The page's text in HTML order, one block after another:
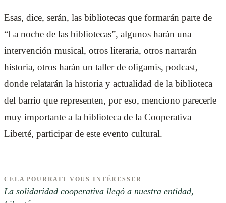
Esas, dice, serán, las bibliotecas que formarán parte de
“La noche de las bibliotecas”, algunos harán una
intervención musical, otros literaria, otros narrarán
historia, otros harán un taller de oligamis, podcast,
donde relatarán la historia y actualidad de la biblioteca
del barrio que representen, por eso, menciono parecerle
muy importante a la biblioteca de la Cooperativa
Liberté, participar de este evento cultural.
CELA POURRAIT VOUS INTÉRESSER
La solidaridad cooperativa llegó a nuestra entidad,